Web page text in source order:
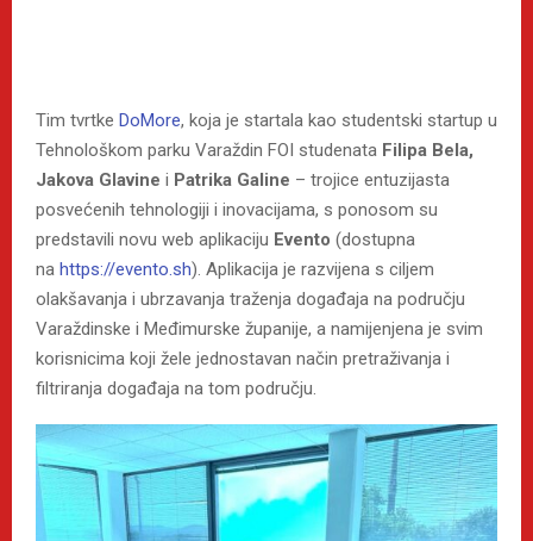
Tim tvrtke DoMore, koja je startala kao studentski startup u
Tehnološkom parku Varaždin FOI studenata Filipa Bela,
Jakova Glavine i Patrika Galine – trojice entuzijasta
posvećenih tehnologiji i inovacijama, s ponosom su
predstavili novu web aplikaciju Evento (dostupna
na https://evento.sh). Aplikacija je razvijena s ciljem
olakšavanja i ubrzavanja traženja događaja na području
Varaždinske i Međimurske županije, a namijenjena je svim
korisnicima koji žele jednostavan način pretraživanja i
filtriranja događaja na tom području.